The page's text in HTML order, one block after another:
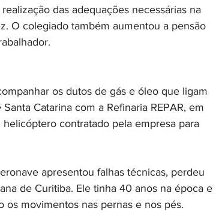
das adequações necessárias na
O colegiado também aumentou a pensão
os dutos de gás e óleo que ligam
Catarina com a Refinaria REPAR, em
helicóptero contratado pela empresa para
apresentou falhas técnicas, perdeu
de Curitiba. Ele tinha 40 anos na época e
movimentos nas pernas e nos pés.